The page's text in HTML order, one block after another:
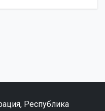
Республика